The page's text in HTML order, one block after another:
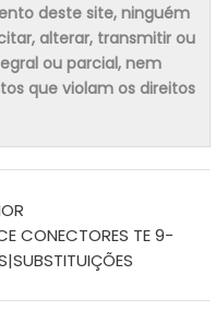
deste site, ninguém
alterar, transmitir ou
ou parcial, nem
que violam os direitos
CONECTORES TE 9-